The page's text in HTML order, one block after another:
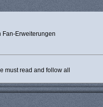
Fan-Erweiterungen
must read and follow all